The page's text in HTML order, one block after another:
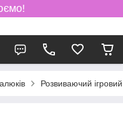
Розвиваючий